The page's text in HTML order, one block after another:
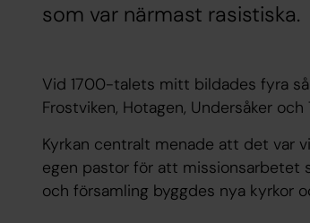
som var närmast rasistiska.
Vid 1700-talets mitt bildades fyra
Frostviken, Hotagen, Undersåker och
Kyrkan centralt menade att det var
egen pastor för att missionsarbetet
och församling byggdes nya kyrkor